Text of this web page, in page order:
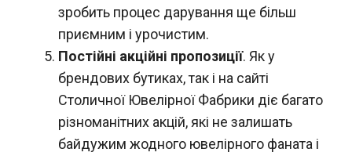
зробить процес дарування ще більш
приємним і урочистим.
Постійні акційні пропозиції. Як у
брендових бутиках, так і на сайті
Столичної Ювелірної Фабрики діє багато
різноманітних акцій, які не залишать
байдужим жодного ювелірного фаната і